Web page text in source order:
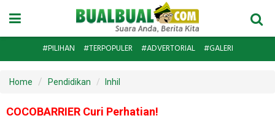
#PILIHAN #TERPOPULER #ADVERTORIAL #GALERI
Home Pendidikan Inhil
COCOBARRIER Curi Perhatian!